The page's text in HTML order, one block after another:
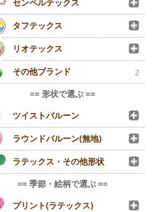
センペルテックス
タフテックス
リオテックス
その他ブランド
2
== 形状で選ぶ ==
ツイストバルーン
ラウンドバルーン(無地)
ラテックス・その他形状
== 季節・絵柄で選ぶ ==
プリント(ラテックス)